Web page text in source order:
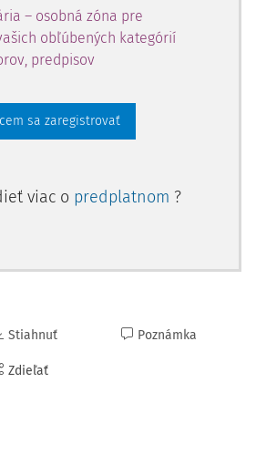
– osobná zóna pre
obľúbených kategórií
predpisov
sa zaregistrovať
viac o predplatnom ?
Stiahnuť
Zdieľať
Poznámka